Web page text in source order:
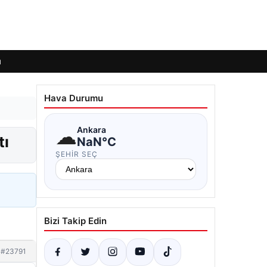
#23791
Hava Durumu
☁Ankara
NaN°C
ŞEHIR SEÇ
Bizi Takip Edin